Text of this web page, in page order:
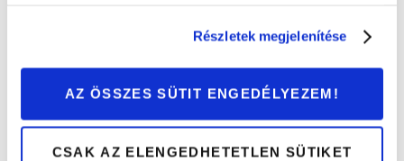
Részletek megjelenítése
AZ ÖSSZES SÜTIT ENGEDÉLYEZEM!
CSAK AZ ELENGEDHETETLEN SÜTIKET
(2018-2025) vásárolsz!
Autóvásárlás